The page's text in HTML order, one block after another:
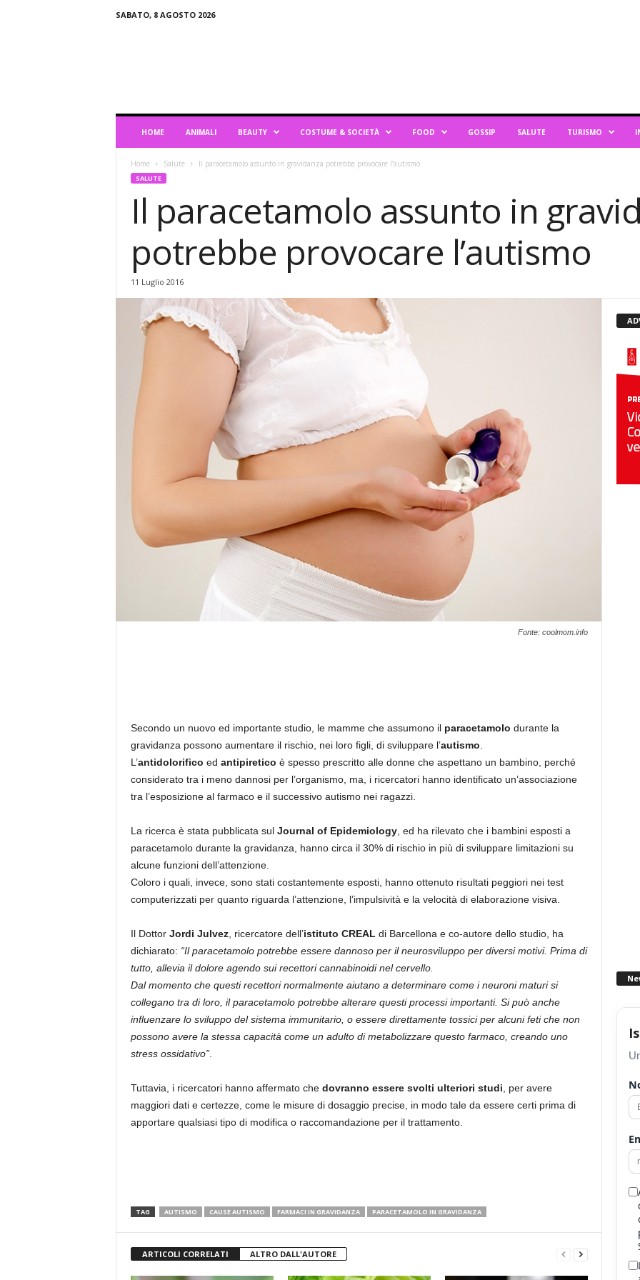
SABATO, 8 AGOSTO 2026
HOME ANIMALI BEAUTY COSTUME & SOCIETÀ FOOD GOSSIP SALUTE TURISMO
Home Salute Il paracetamolo assunto in gravidanza potrebbe provocare l’autismo
SALUTE
Il paracetamolo assunto in
potrebbe provocare l’autismo
11 Luglio 2016
Fonte: coolmom.info
Secondo un nuovo ed importante studio, le mamme che assumono il paracetamolo durante la
gravidanza possono aumentare il rischio, nei loro figli, di sviluppare l’autismo
L’antidolorifico ed antipiretico è spesso prescritto alle donne che aspettano un bambino, perché
considerato tra i meno dannosi per l’organismo, ma, i ricercatori hanno identificato un’associazione
tra l’esposizione al farmaco e il successivo autismo nei ragazzi.
La ricerca è stata pubblicata sul Journal of Epidemiology, ed ha rilevato che i bambini esposti a
paracetamolo durante la gravidanza, hanno circa il 30% di rischio in più di sviluppare limitazioni su
alcune funzioni dell’attenzione.
Coloro i quali, invece, sono stati costantemente esposti, hanno ottenuto risultati peggiori nei test
computerizzati per quanto riguarda l’attenzione, l’impulsività e la velocità di elaborazione visiva.
Il Dottor Jordi Julvez, ricercatore dell’istituto CREAL di Barcellona e co-autore dello studio, ha
dichiarato: “Il paracetamolo potrebbe essere dannoso per il neurosviluppo per diversi motivi. Prima di
tutto, allevia il dolore agendo sui recettori cannabinoidi nel cervello.
Dal momento che questi recettori normalmente aiutano a determinare come i neuroni maturi si
collegano tra di loro, il paracetamolo potrebbe alterare questi processi importanti. Si può anche
influenzare lo sviluppo del sistema immunitario, o essere direttamente tossici per alcuni feti che non
possono avere la stessa capacità come un adulto di metabolizzare questo farmaco, creando uno
stress ossidativo”.
Tuttavia, i ricercatori hanno affermato che dovranno essere svolti ulteriori studi , per avere
maggiori dati e certezze, come le misure di dosaggio precise, in modo tale da essere certi prima di
apportare qualsiasi tipo di modifica o raccomandazione per il trattamento.
TAG AUTISMO CAUSE AUTISMO FARMACI IN GRAVIDANZA PARACETAMOLO IN GRAVIDANZA
ARTICOLI CORRELATI ALTRO DALL'AUTORE